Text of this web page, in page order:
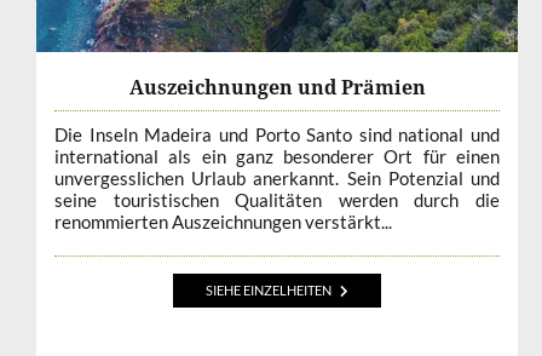
Auszeichnungen und Prämien
Die Inseln Madeira und Porto Santo sind national und
international als ein ganz besonderer Ort für einen
unvergesslichen Urlaub anerkannt. Sein Potenzial und
seine touristischen Qualitäten werden durch die
renommierten Auszeichnungen verstärkt...
SIEHE EINZELHEITEN